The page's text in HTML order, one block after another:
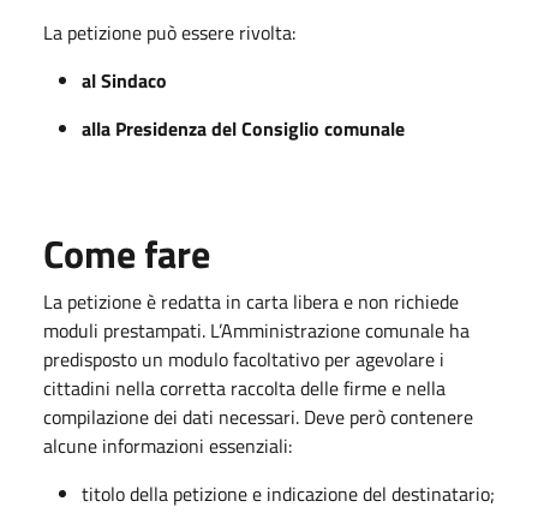
La petizione può essere rivolta:
al Sindaco
alla Presidenza del Consiglio comunale
Come fare
La petizione è redatta in carta libera e non richiede
moduli prestampati. L’Amministrazione comunale ha
predisposto un modulo facoltativo per agevolare i
cittadini nella corretta raccolta delle firme e nella
compilazione dei dati necessari. Deve però contenere
alcune informazioni essenziali:
titolo della petizione e indicazione del destinatario;